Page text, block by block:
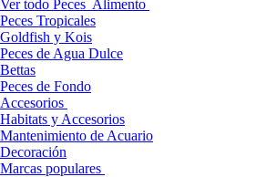
Ver todo Peces Alimento
Peces Tropicales
Goldfish y Kois
Peces de Agua Dulce
Bettas
Peces de Fondo
Accesorios
Habitats y Accesorios
Mantenimiento de Acuario
Decoración
Marcas populares